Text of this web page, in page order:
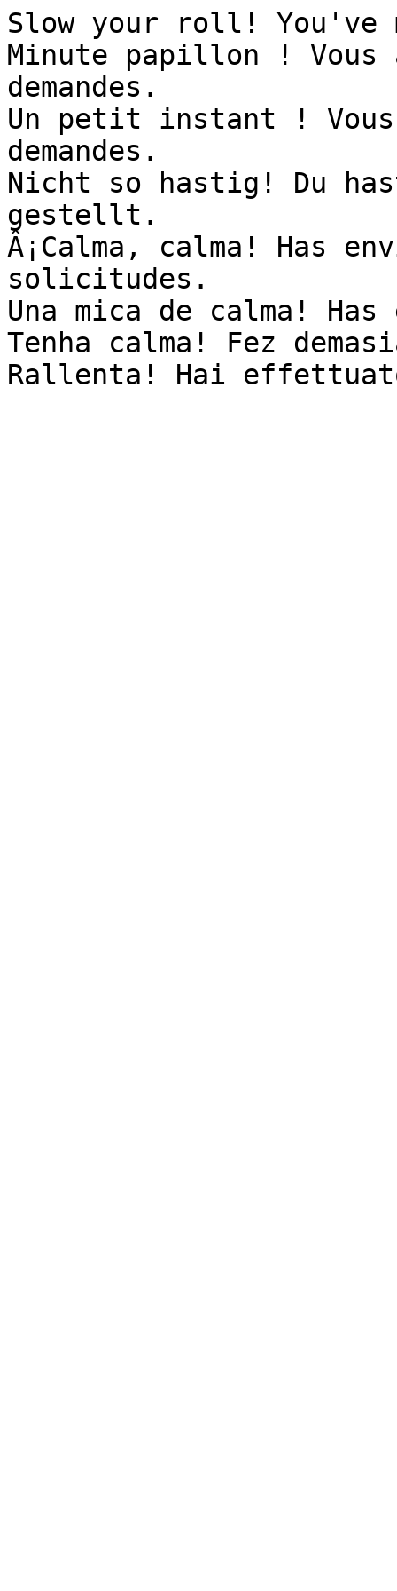
Slow your roll! You've
Minute papillon ! Vous
demandes.
Un petit instant !
demandes.
Nicht so hastig! Du
gestellt.
Â¡Calma, calma! Has
solicitudes.
Una mica de calma!
Tenha calma! Fez
Rallenta! Hai